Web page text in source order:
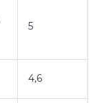
5
4,6